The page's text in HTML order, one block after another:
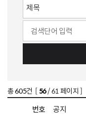
총605건 [56/ 61 페이지 ]
번호
공지